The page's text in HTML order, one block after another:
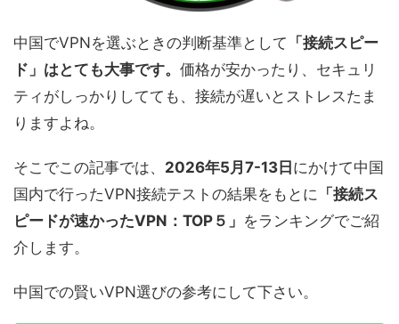
中国でVPNを選ぶときの判断基準として 「接続スピー
ド」はとても大事です。 価格が安かったり、セキュリ
ティがしっかりしてても、接続が遅いとストレスたま
りますよね。
そこでこの記事では、 2026年5月7-13日 にかけて中国
国内で行ったVPN接続テストの結果をもとに 「接続ス
ピードが速かったVPN：TOP５」 をランキングでご紹
介します。
中国での賢いVPN選びの参考にして下さい。